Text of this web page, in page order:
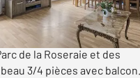
quartier des
de la Roseraie et des
3/4 pièces avec